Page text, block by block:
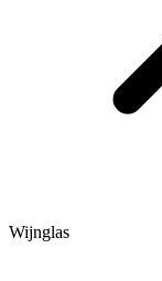
Wijnglas